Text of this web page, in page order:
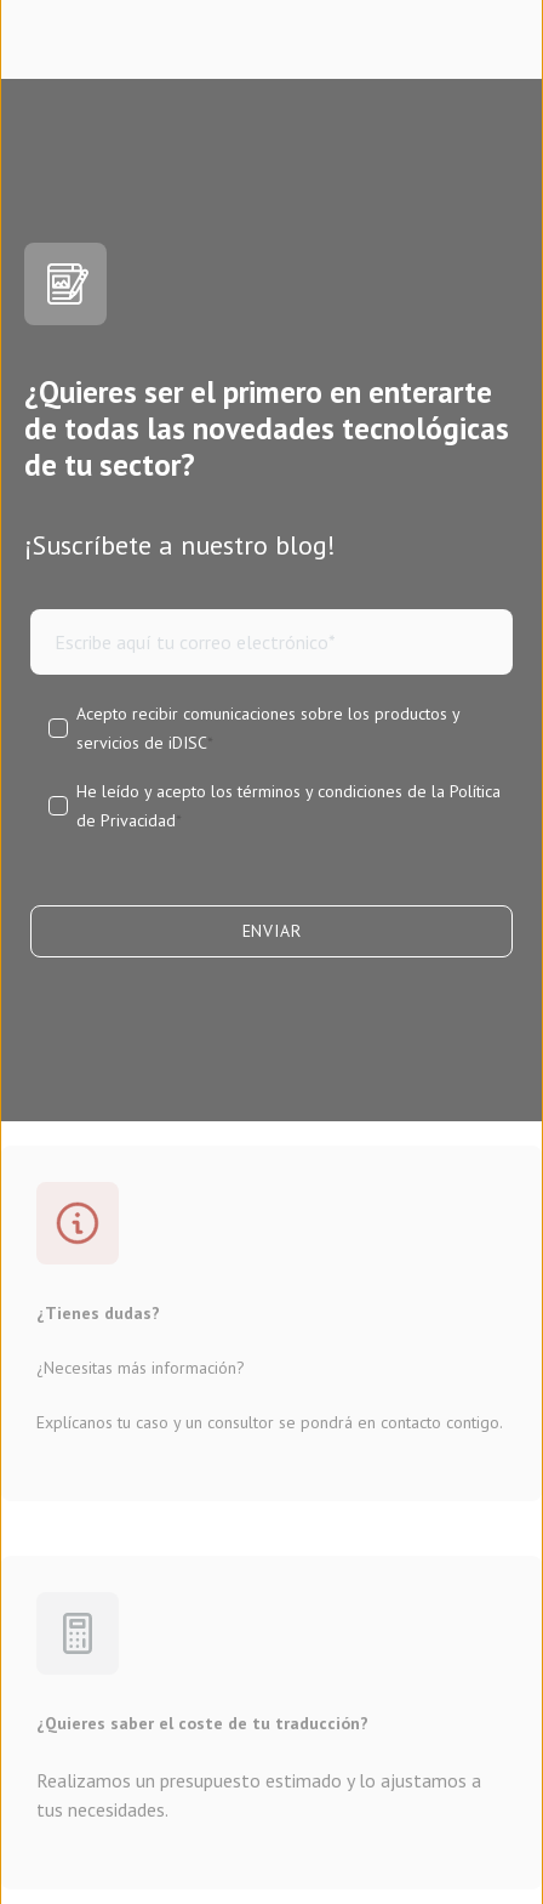
¿Quieres ser el primero en enterarte
de todas las novedades tecnológicas
de tu sector?
¡Suscríbete a nuestro blog!
Acepto recibir comunicaciones sobre los productos y
servicios de iDISC*
He leído y acepto los términos y condiciones de la Política
de Privacidad*
¿Tienes dudas?
¿Necesitas más información?
Explícanos tu caso y un consultor se pondrá en contacto contigo.
¿Quieres saber el coste de tu traducción?
Realizamos un presupuesto estimado y lo ajustamos a
tus necesidades.